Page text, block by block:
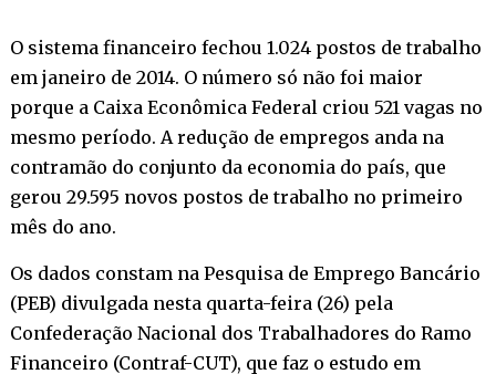
O sistema financeiro fechou 1.024 postos de trabalho
em janeiro de 2014. O número só não foi maior
porque a Caixa Econômica Federal criou 521 vagas no
mesmo período. A redução de empregos anda na
contramão do conjunto da economia do país, que
gerou 29.595 novos postos de trabalho no primeiro
mês do ano.
Os dados constam na Pesquisa de Emprego Bancário
(PEB) divulgada nesta quarta-feira (26) pela
Confederação Nacional dos Trabalhadores do Ramo
Financeiro (Contraf-CUT), que faz o estudo em